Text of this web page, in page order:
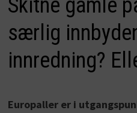
Skitne gamle
særlig
innredning?
Europaller er i